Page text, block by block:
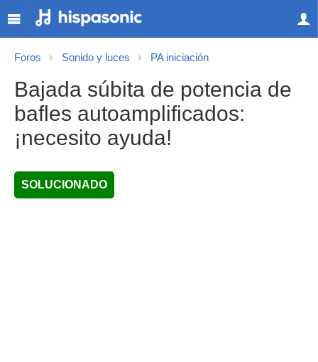
Foros Sonido y luces PA iniciación
Bajada súbita de potencia de
bafles autoamplificados:
¡necesito ayuda!
SOLUCIONADO